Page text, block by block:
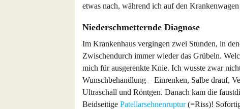
etwas nach, während ich auf den
Niederschmetternde Diagnose
Im Krankenhaus vergingen zwei Stunden, in
Zwischendurch immer wieder das Grübeln.
mich für ausgerenkte Knie. Ich wusste zwar
Wunschbehandlung – Einrenken, Salbe drauf,
Ultraschall und Röntgen. Danach kam die
Beidseitige Patellarsehnenruptur(=Riss)!